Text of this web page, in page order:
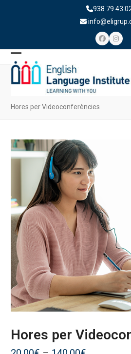
938 79 43
Facebook
Open
mobile
Close
mobile
Hores per Videoconferències
Hores per